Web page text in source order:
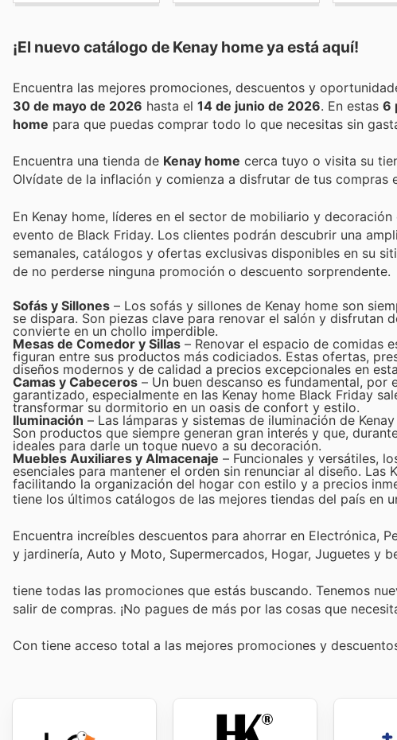
¡El nuevo catálogo de Kenay homeya está aquí!
30 de mayo de 2026 hasta el 14 de junio de 2026 . En estas 6
home para que puedas comprar todo lo que necesitas sin
Encuentra una tienda de Kenay home cerca tuyo o visita su
Olvídate de la inflación y comienza a disfrutar de tus compras
En Kenay home, líderes en el sector de mobiliario y
evento de Black Friday. Los clientes podrán descubrir una
semanales, catálogos y ofertas exclusivas disponibles en su
de no perderse ninguna promoción o descuento sorprendente.
Sofás y Sillones – Los sofás y sillones de Kenay home son
se dispara. Son piezas clave para renovar el salón y
convierte en un chollo imperdible.
Mesas de Comedor y Sillas – Renovar el espacio de comidas
figuran entre sus productos más codiciados. Estas ofertas,
diseños modernos y de calidad a precios excepcionales en
Camas y Cabeceros – Un buen descanso es fundamental, por
garantizado, especialmente en las Kenay home Black Friday
transformar su dormitorio en un oasis de confort y estilo.
Iluminación – Las lámparas y sistemas de iluminación de
Son productos que siempre generan gran interés y que,
ideales para darle un toque nuevo a su decoración.
Muebles Auxiliares y Almacenaje – Funcionales y versátiles,
esenciales para mantener el orden sin renunciar al diseño.
facilitando la organización del hogar con estilo y a precios
tiene los últimos catálogos de las mejores tiendas del país en
Encuentra increíbles descuentos para ahorrar en Electrónica,
y jardinería, Auto y Moto, Supermercados, Hogar, Juguetes y
tiene todas las promociones que estás buscando. Tenemos
salir de compras. ¡No pagues de más por las cosas que
Con tiene acceso total a las mejores promociones y